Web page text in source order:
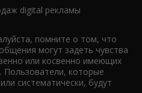
digital рекламы
помните о том, что
могут задеть чувства
или косвенно имеющих
Пользователи, которые
систематически, будут